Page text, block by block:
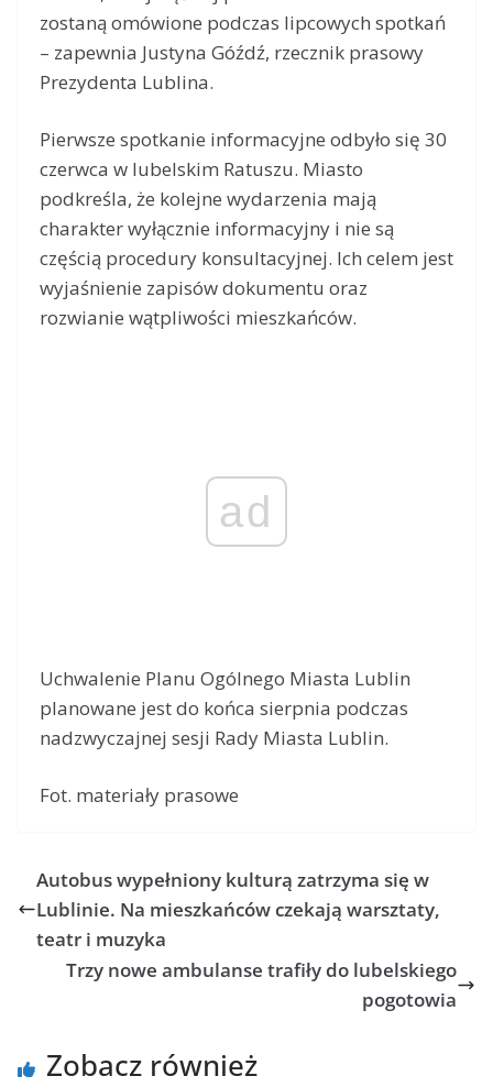
zostaną omówione podczas lipcowych spotkań
– zapewnia Justyna Góźdź, rzecznik prasowy
Prezydenta Lublina.
Pierwsze spotkanie informacyjne odbyło się 30
czerwca w lubelskim Ratuszu. Miasto
podkreśla, że kolejne wydarzenia mają
charakter wyłącznie informacyjny i nie są
częścią procedury konsultacyjnej. Ich celem jest
wyjaśnienie zapisów dokumentu oraz
rozwianie wątpliwości mieszkańców.
ad
Uchwalenie Planu Ogólnego Miasta Lublin
planowane jest do końca sierpnia podczas
nadzwyczajnej sesji Rady Miasta Lublin.
Fot. materiały prasowe
Autobus wypełniony kulturą zatrzyma się w
Lublinie. Na mieszkańców czekają warsztaty,
teatr i muzyka
Trzy nowe ambulanse trafiły do lubelskiego
pogotowia
Zobacz również